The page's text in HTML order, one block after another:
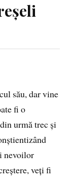
său, dar vine
fi o
urmă trec și
nevoilor
veți fi